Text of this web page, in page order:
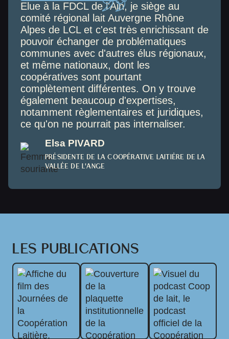
Elue à la FDCL de l'Ain, je siège au
comité régional lait Auvergne Rhône
Alpes de LCL et c'est très enrichissant de
pouvoir échanger de problématiques
communes avec d'autres élus régionaux,
et même nationaux, dont les
coopératives sont pourtant
complètement différentes. On y trouve
également beaucoup d'expertises,
notamment règlementaires et juridiques,
ce qu'on ne pourrait pas internaliser.
Elsa PIVARD
PRÉSIDENTE DE LA COOPÉRATIVE LAITIÈRE DE LA
VALLÉE DE L'ANGE
LES PUBLICATIONS